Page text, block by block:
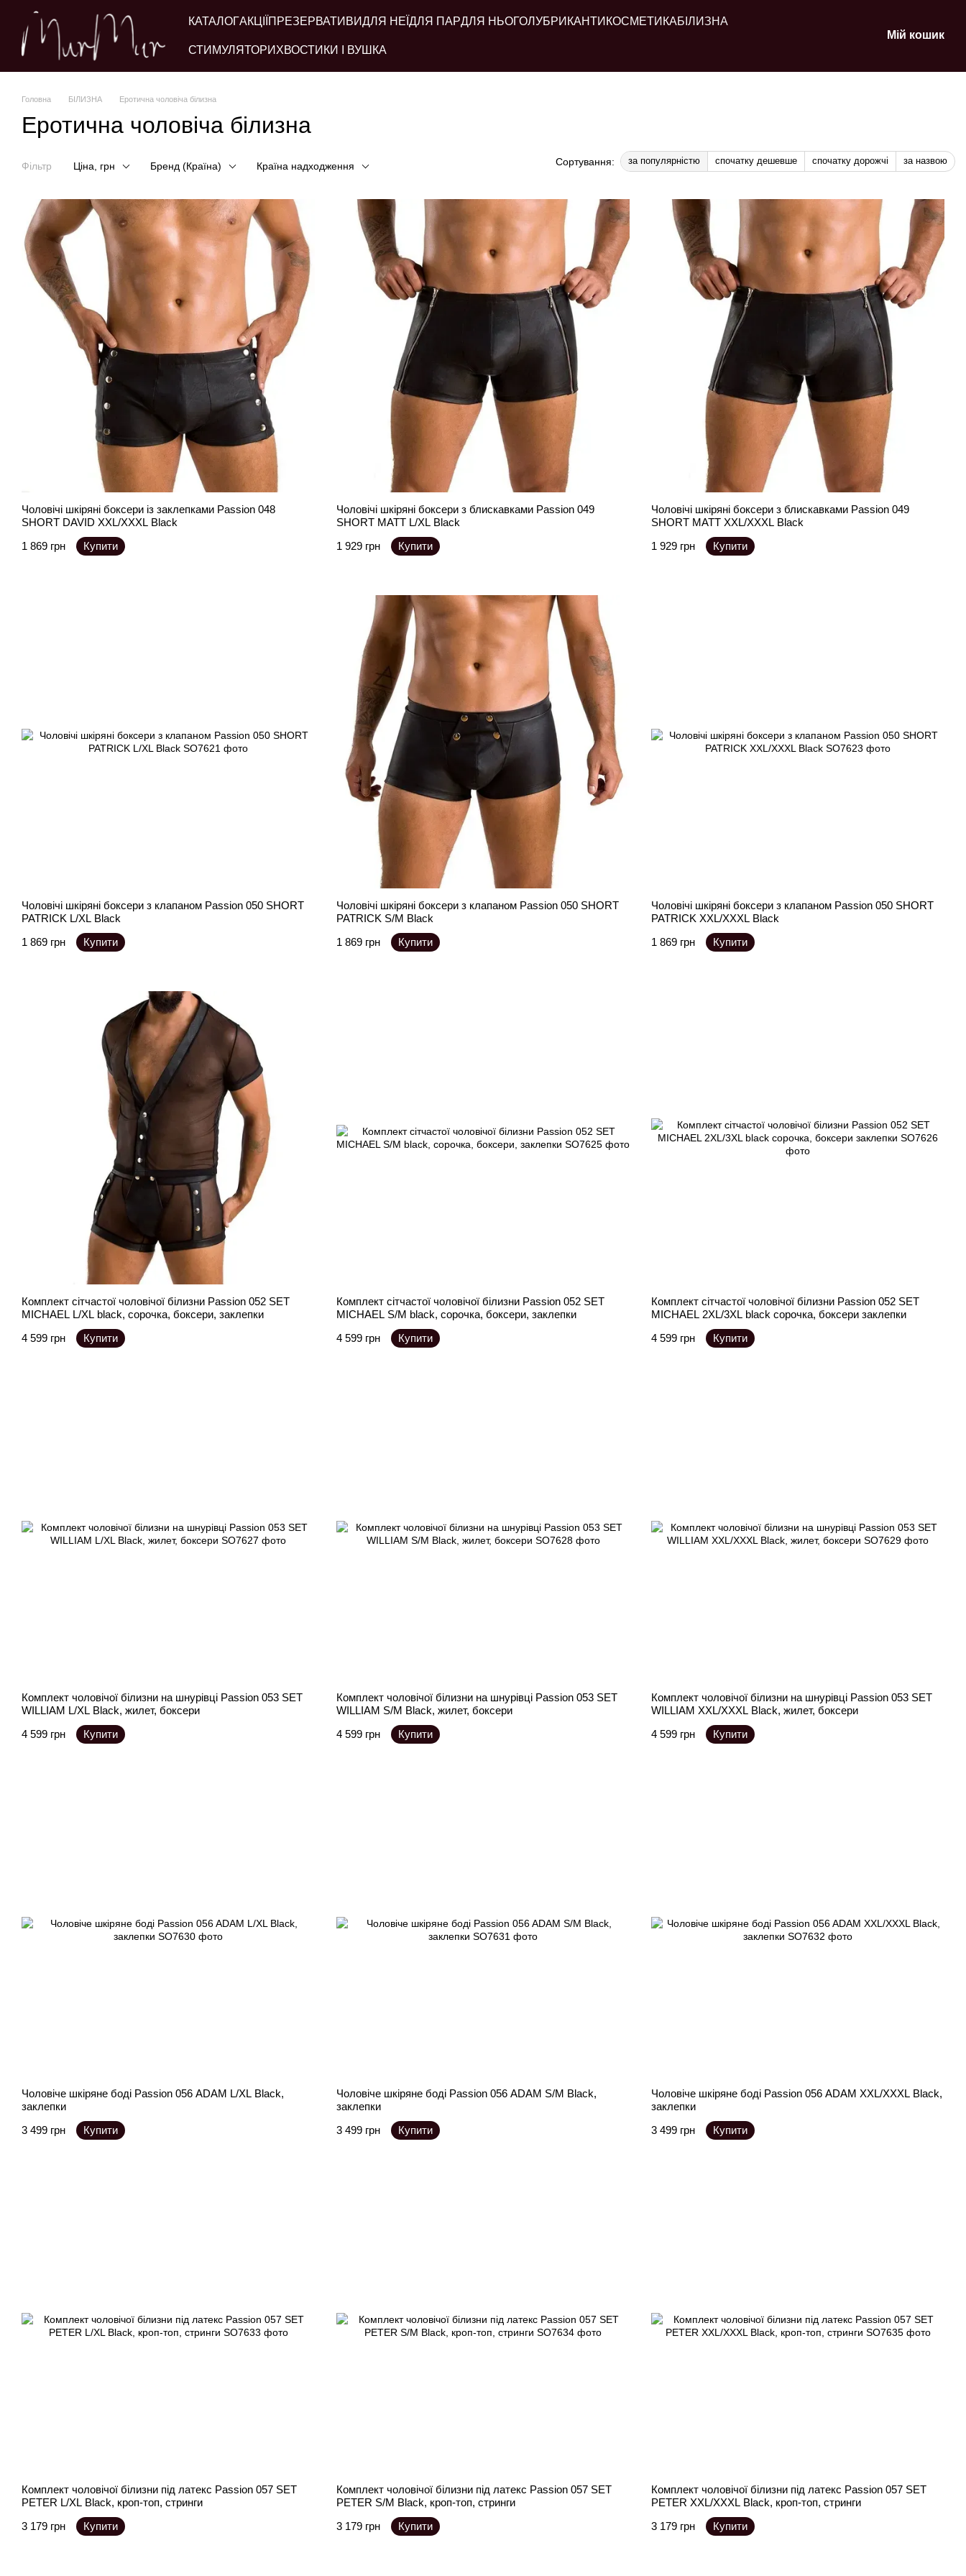
Перейти до основного контенту
КАТАЛОГАКЦІЇ ПРЕЗЕРВАТИВИДЛЯ НЕЇ ДЛЯ ПАРДЛЯ НЬОГОЛУБРИКАНТИ КОСМЕТИКАБІЛИЗНА
СТИМУЛЯТОРИ ХВОСТИКИ І ВУШКА
Мій кошик
Головна БІЛИЗНА Еротична чоловіча білизна
Еротична чоловіча білизна
Фільтр Ціна, грн Бренд (Країна) Країна надходження Сортування: за популярністю спочатку дешевше спочатку дорожчі за назвою
Чоловічі шкіряні боксери із заклепками Passion 048
SHORT DAVID XXL/XXXL Black
1 869 грн
Купити
Чоловічі шкіряні боксери з блискавками Passion 049
SHORT MATT L/XL Black
1 929 грн
Купити
Чоловічі шкіряні боксери з блискавками Passion 049
SHORT MATT XXL/XXXL Black
1 929 грн
Купити
Чоловічі шкіряні боксери з клапаном Passion 050 SHORT
PATRICK L/XL Black
1 869 грн
Купити
Чоловічі шкіряні боксери з клапаном Passion 050 SHORT
PATRICK S/M Black
1 869 грн
Купити
Чоловічі шкіряні боксери з клапаном Passion 050 SHORT
PATRICK XXL/XXXL Black
1 869 грн
Купити
Комплект сітчастої чоловічої білизни Passion 052 SET
MICHAEL L/XL black, сорочка, боксери, заклепки
4 599 грн
Купити
Комплект сітчастої чоловічої білизни Passion 052 SET
MICHAEL S/M black, сорочка, боксери, заклепки
4 599 грн
Купити
Комплект сітчастої чоловічої білизни Passion 052 SET
MICHAEL 2XL/3XL black сорочка, боксери заклепки
4 599 грн
Купити
Комплект чоловічої білизни на шнурівці Passion 053 SET
WILLIAM L/XL Black, жилет, боксери
4 599 грн
Купити
Комплект чоловічої білизни на шнурівці Passion 053 SET
WILLIAM S/M Black, жилет, боксери
4 599 грн
Купити
Комплект чоловічої білизни на шнурівці Passion 053 SET
WILLIAM XXL/XXXL Black, жилет, боксери
4 599 грн
Купити
Чоловіче шкіряне боді Passion 056 ADAM L/XL Black,
заклепки
3 499 грн
Купити
Чоловіче шкіряне боді Passion 056 ADAM S/M Black,
заклепки
3 499 грн
Купити
Чоловіче шкіряне боді Passion 056 ADAM XXL/XXXL Black,
заклепки
3 499 грн
Купити
Комплект чоловічої білизни під латекс Passion 057 SET
PETER L/XL Black, кроп-топ, стринги
3 179 грн
Купити
Комплект чоловічої білизни під латекс Passion 057 SET
PETER S/M Black, кроп-топ, стринги
3 179 грн
Купити
Комплект чоловічої білизни під латекс Passion 057 SET
PETER XXL/XXXL Black, кроп-топ, стринги
3 179 грн
Купити